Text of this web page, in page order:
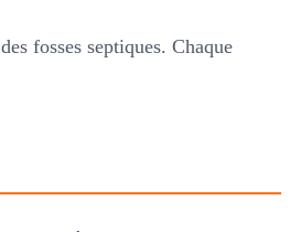
fosses septiques. Chaque